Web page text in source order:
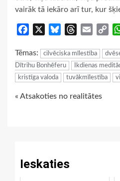
vairāk tā iekāro arī tur, kur
Facebook BlueskyThreads
Email
Tēmas: cilvēciska mīlestība
Dītrihu Bonhēferu
Ikdienas
kristīga valoda
tuvākmīlestība
Continue
« Atsakoties no realitātes
Ieskaties